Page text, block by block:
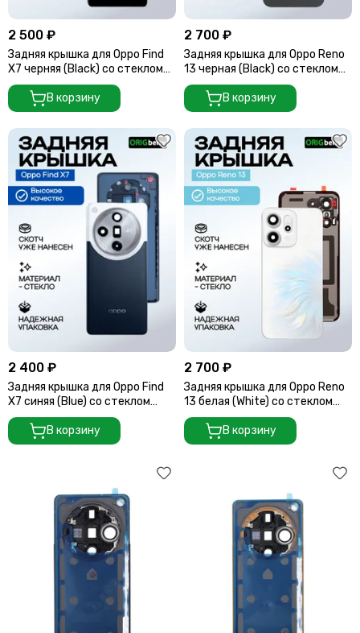
Считыватели, держатели SIM-карты, защелки батареи
Звонки, динамики и вибро
Антенны
Проклейки дисплейного модуля
2 500 ₽
Задняя крышка для Oppo Find
X7 черняя (Black) со стеклом
камеры
В корзину
2 700 ₽
Задняя крышка для Oppo Reno
13 черная (Black) со стеклом
камеры
В корзину
2 400 ₽
Задняя крышка для Oppo Find
X7 синяя (Blue) со стеклом
камеры
В корзину
2 700 ₽
Задняя крышка для Oppo Reno
13 белая (White) со стеклом
камеры
В корзину